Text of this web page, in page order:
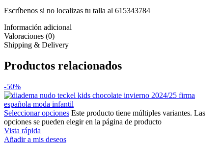
Escríbenos si no localizas tu talla al 615343784
Información adicional
Valoraciones (0)
Shipping & Delivery
Productos relacionados
-50%
Seleccionar opciones Este producto tiene múltiples variantes. Las
opciones se pueden elegir en la página de producto
Vista rápida
Añadir a mis deseos